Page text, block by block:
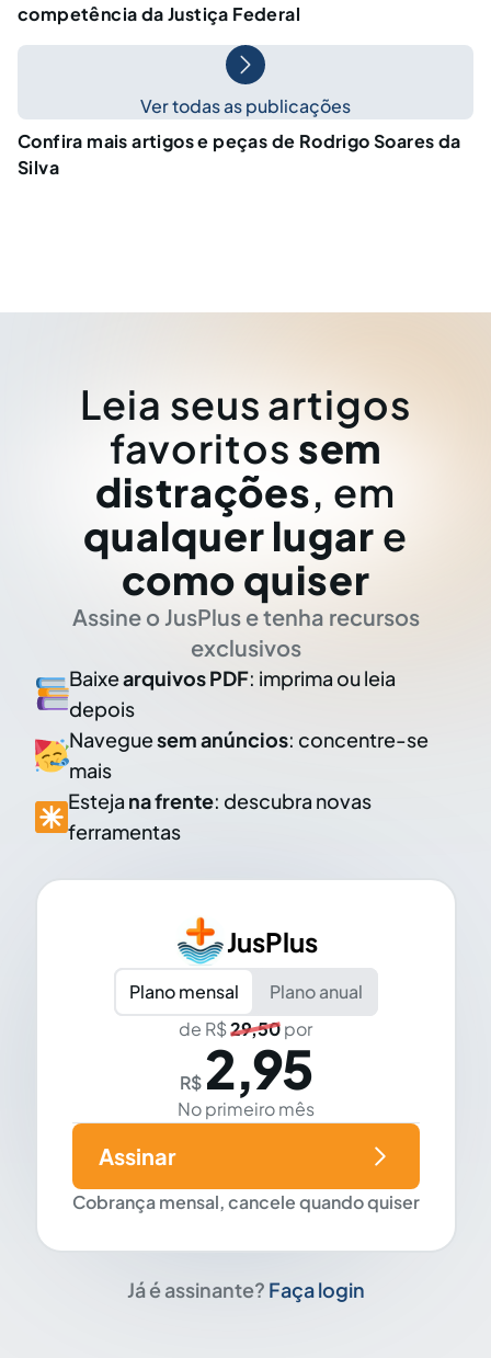
competência da Justiça Federal
Ver todas as publicações
Confira mais artigos e peças de Rodrigo Soares da
Silva
Leia seus artigos
favoritos sem
distrações, em
qualquer lugar e
como quiser
Assine o JusPlus e tenha recursos
exclusivos
Baixearquivos PDF: imprima ou leia
depois
Naveguesem anúncios: concentre-se
mais
Esteja na frente: descubra novas
ferramentas
JusPlus
Plano mensal
Plano anual
de R$29,50por
R$ 2,95
No primeiro mês
Cobrança mensal, cancele quando quiser
Assinar
Já é assinante? Faça login